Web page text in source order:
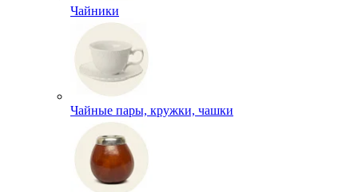
Чайники
Чайные пары, кружки, чашки